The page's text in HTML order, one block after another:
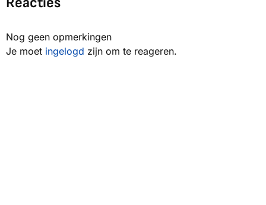
Nog geen opmerkingen
Je moet ingelogd zijn om te reageren.